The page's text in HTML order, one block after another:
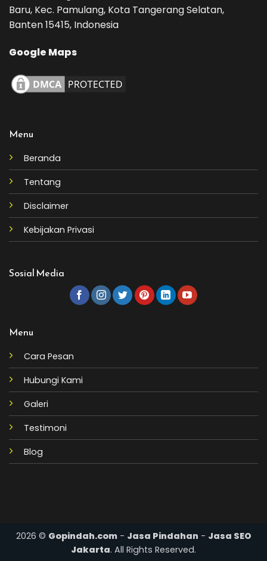
Baru, Kec. Pamulang, Kota Tangerang Selatan,
Banten 15415, Indonesia
Google Maps
Menu
Beranda
Tentang
Disclaimer
Kebijakan Privasi
Sosial Media
Menu
Cara Pesan
Hubungi Kami
Galeri
Testimoni
Blog
2026 © Gopindah.com- Jasa Pindahan - Jasa SEO
Jakarta. All Rights Reserved.